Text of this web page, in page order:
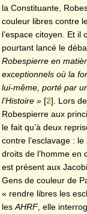
la Constituante,
couleur libres contre
l’espace citoyen. Et
pourtant lancé le
Robespierre en
exceptionnels où la
lui-même, porté par
l’Histoire » [2] . Lors
Robespierre aux
le fait qu’à deux
contre l’esclavage :
droits de l’homme en
est présent aux
Gens de couleur de
« rendre libres les
les AHRF, elle